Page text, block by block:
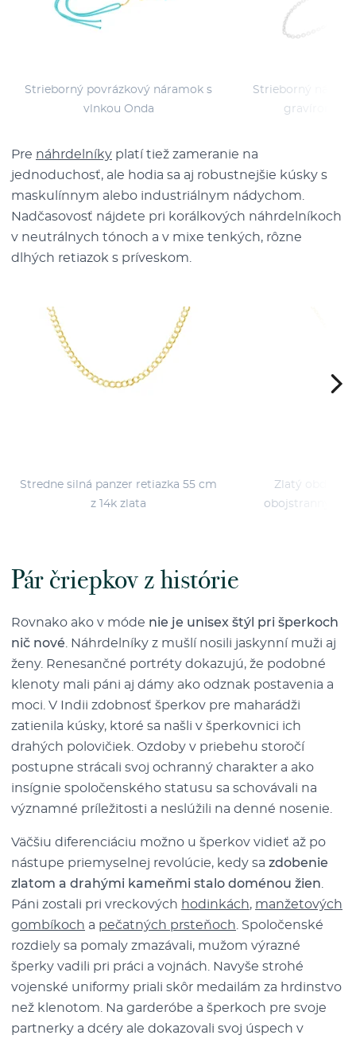
Strieborný povrázkový náramok s
vlnkou Onda
Strieborný
gravírom
Pre náhrdelníky platí tiež zameranie na
jednoduchosť, ale hodia sa aj robustnejšie kúsky s
maskulínnym alebo industriálnym nádychom.
Nadčasovosť nájdete pri korálkových náhrdelníkoch
v neutrálnych tónoch a v mixe tenkých, rôzne
dlhých retiazok s príveskom.
Stredne silná panzer retiazka 55 cm
z 14k zlata
Zlatý
obojstranným
Pár čriepkov z histórie
Rovnako ako v móde nie je unisex štýl pri šperkoch
nič nové . Náhrdelníky z mušlí nosili jaskynní muži aj
ženy. Renesančné portréty dokazujú, že podobné
klenoty mali páni aj dámy ako odznak postavenia a
moci. V Indii zdobnosť šperkov pre maharádži
zatienila kúsky, ktoré sa našli v šperkovnici ich
drahých polovičiek. Ozdoby v priebehu storočí
postupne strácali svoj ochranný charakter a ako
insígnie spoločenského statusu sa schovávali na
významné príležitosti a neslúžili na denné nosenie.
Väčšiu diferenciáciu možno u šperkov vidieť až po
nástupe priemyselnej revolúcie, kedy sa zdobenie
zlatom a drahými kameňmi stalo doménou žien
Páni zostali pri vreckových hodinkách, manžetových
gombíkoch a pečatných prsteňoch . Spoločenské
rozdiely sa pomaly zmazávali, mužom výrazné
šperky vadili pri práci a vojnách. Navyše strohé
vojenské uniformy priali skôr medailám za hrdinstvo
než klenotom. Na garderóbe a šperkoch pre svoje
partnerky a dcéry ale dokazovali svoj úspech v